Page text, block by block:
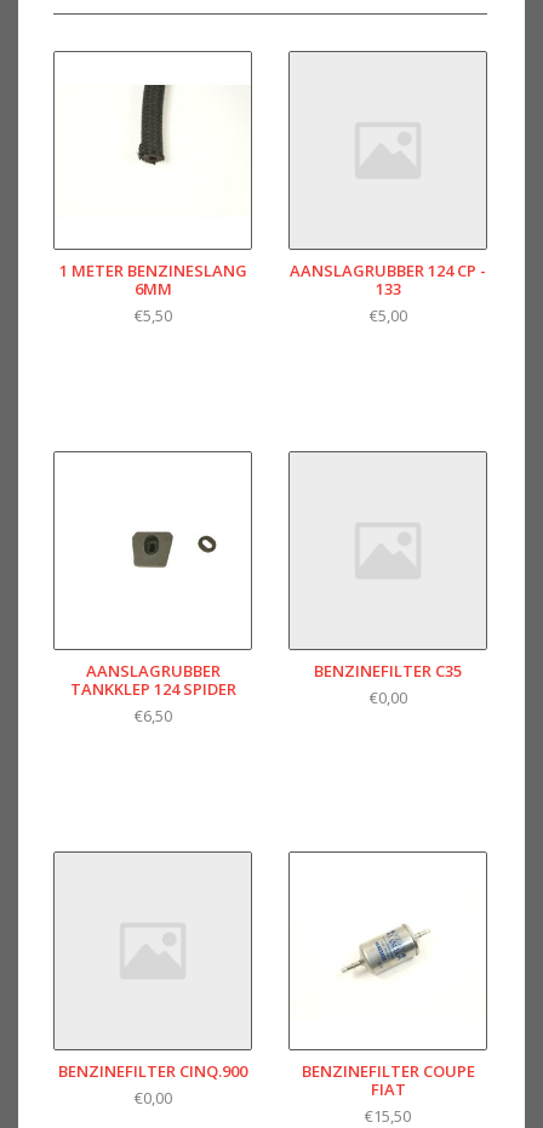
1 METER BENZINESLANG
6MM
€5,50
AANSLAGRUBBER 124 CP -
133
€5,00
AANSLAGRUBBER
TANKKLEP 124 SPIDER
€6,50
BENZINEFILTER C35
€0,00
BENZINEFILTER CINQ.900
€0,00
BENZINEFILTER COUPE
FIAT
€15,50